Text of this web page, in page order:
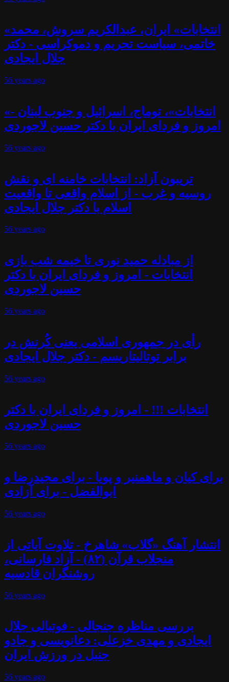
«انتخابات» ایران، عبدالکریم سروش، محمد
خاتمی، سیاست تحریم و دموکراسی - دکتر
جلال ایجادی
56 years ago
«انتخابات»، توماج، اسرائیل و جنوب لبنان -
امروز و فردای ایران با دکتر حسین لاجوردی
56 years ago
تریبون آزاد: انتخابات خامنه ای و نقش
روسیه و غرب - از اسلام واقعی تا واقعیت
اسلام با دکتر جلال ایجادی
56 years ago
از مبادله حمید نوری تا خیمه شب بازی
انتخابات - امروز و فردای ایران با دکتر
حسین لاجوردی
56 years ago
رأی در جمهوری اسلامی یعنی کُرنش در
برابر توتالیتاریسم - دکتر جلال ایجادی
56 years ago
انتخابات !!! - امروز و فردای ایران با دکتر
حسین لاجوردی
56 years ago
برای کیان و ماهمنیر و پویا - برای مجیدرضا و
ابوالفضل - برای آزادی
56 years ago
انتشار آهنگ «گلاب» شاهرخ - تلاوت آیاتی از
منجلاب قرآن (۸۲) - آزاد فارسانی،
روشنگران قادسیه
56 years ago
بررسی مناظره جنجالی - فوتبالی جلال
ایجادی و مهدی خزعلی: دعانویسی و جادو
جنبل در ورزش ایران
56 years ago